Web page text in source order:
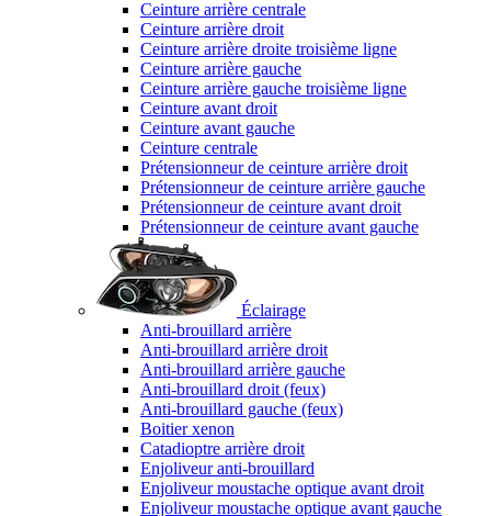
Ceinture arrière centrale
Ceinture arrière droit
Ceinture arrière droite troisième ligne
Ceinture arrière gauche
Ceinture arrière gauche troisième ligne
Ceinture avant droit
Ceinture avant gauche
Ceinture centrale
Prétensionneur de ceinture arrière droit
Prétensionneur de ceinture arrière gauche
Prétensionneur de ceinture avant droit
Prétensionneur de ceinture avant gauche
Éclairage
Anti-brouillard arrière
Anti-brouillard arrière droit
Anti-brouillard arrière gauche
Anti-brouillard droit (feux)
Anti-brouillard gauche (feux)
Boitier xenon
Catadioptre arrière droit
Enjoliveur anti-brouillard
Enjoliveur moustache optique avant droit
Enjoliveur moustache optique avant gauche